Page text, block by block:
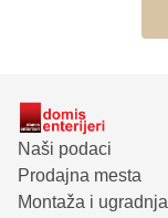
Naši podaci
Prodajna mesta
Montaža i ugradnja